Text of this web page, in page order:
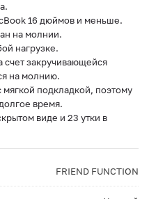
16 дюймов и меньше.
на молнии.
нагрузке.
счет закручивающейся
на молнию.
подкладкой, поэтому
время.
виде и 23 утки в
FRIEND FUNCTION